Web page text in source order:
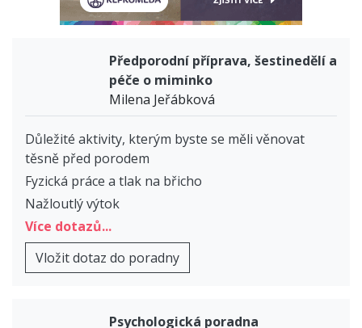
Předporodní příprava, šestinedělí a
péče o miminko
Milena Jeřábková
Důležité aktivity, kterým byste se měli věnovat
těsně před porodem
Fyzická práce a tlak na břicho
Nažloutlý výtok
Více dotazů...
Vložit dotaz do poradny
Psychologická poradna